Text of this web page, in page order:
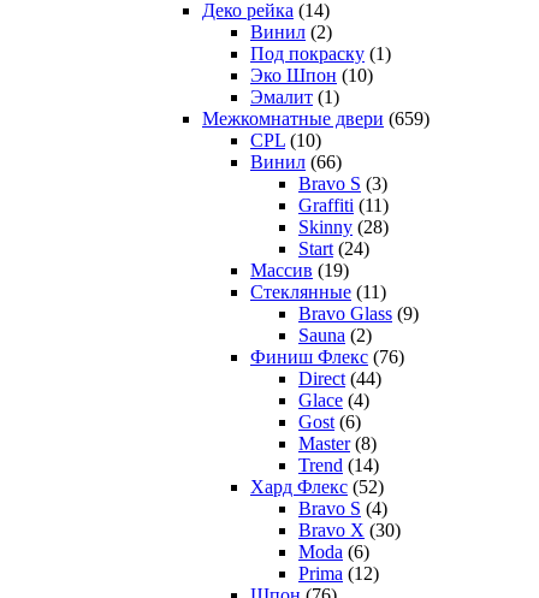
Деко рейка (14)
Винил (2)
Под покраску (1)
Эко Шпон (10)
Эмалит (1)
Межкомнатные двери (659)
CPL (10)
Винил (66)
Bravo S (3)
Graffiti (11)
Skinny (28)
Start (24)
Массив (19)
Стеклянные (11)
Bravo Glass (9)
Sauna (2)
Финиш Флекс (76)
Direct (44)
Glace (4)
Gost (6)
Master (8)
Trend (14)
Хард Флекс (52)
Bravo S (4)
Bravo X (30)
Moda (6)
Prima (12)